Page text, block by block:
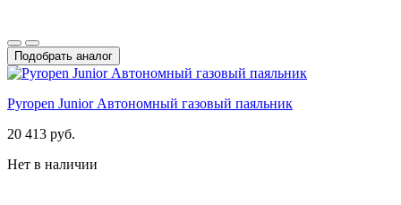
Подобрать аналог
Pyropen Junior Автономный газовый паяльник
20 413 руб.
Нет в наличии